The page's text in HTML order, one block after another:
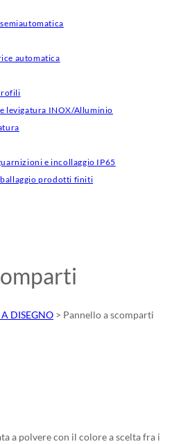
automatica
levigatura INOX/Alluminio
e incollaggio IP65
prodotti finiti
DISEGNO > Pannello a scomparti
a polvere con il colore a scelta fra i